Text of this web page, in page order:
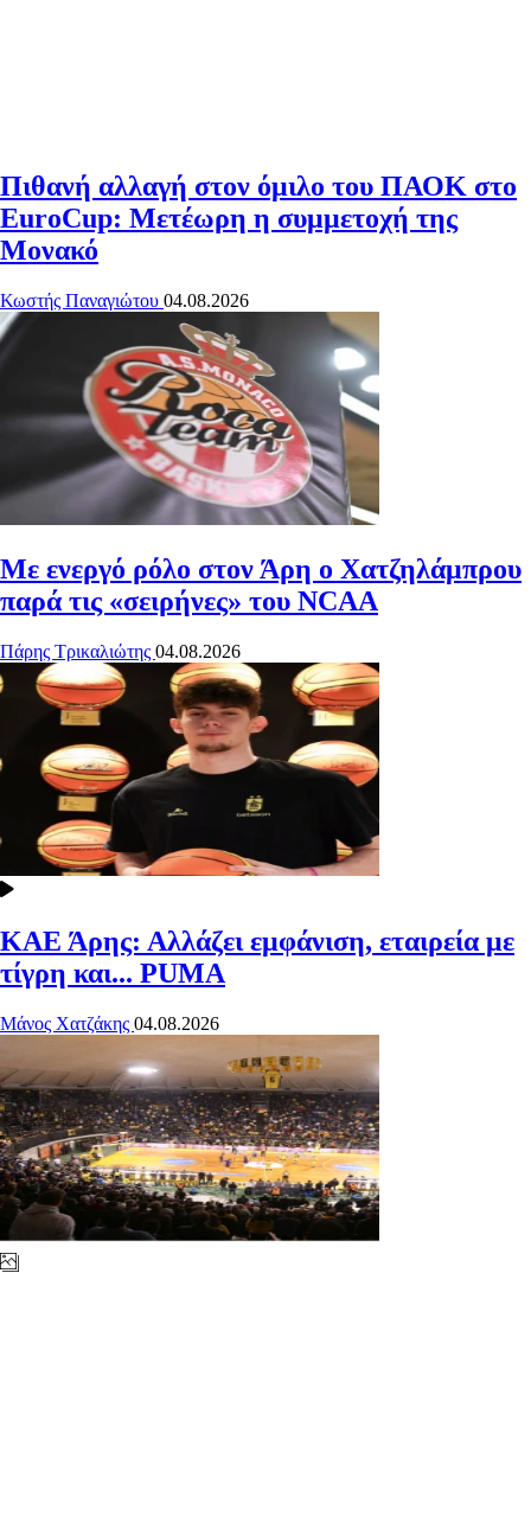
Πιθανή αλλαγή στον όμιλο του ΠΑΟΚ στο
EuroCup: Μετέωρη η συμμετοχή της
Μονακό
Κωστής Παναγιώτου 04.08.2026
Με ενεργό ρόλο στον Άρη ο Χατζηλάμπρου
παρά τις «σειρήνες» του NCAA
Πάρης Τρικαλιώτης 04.08.2026
ΚΑΕ Άρης: Αλλάζει εμφάνιση, εταιρεία με
τίγρη και... PUMA
Μάνος Χατζάκης 04.08.2026